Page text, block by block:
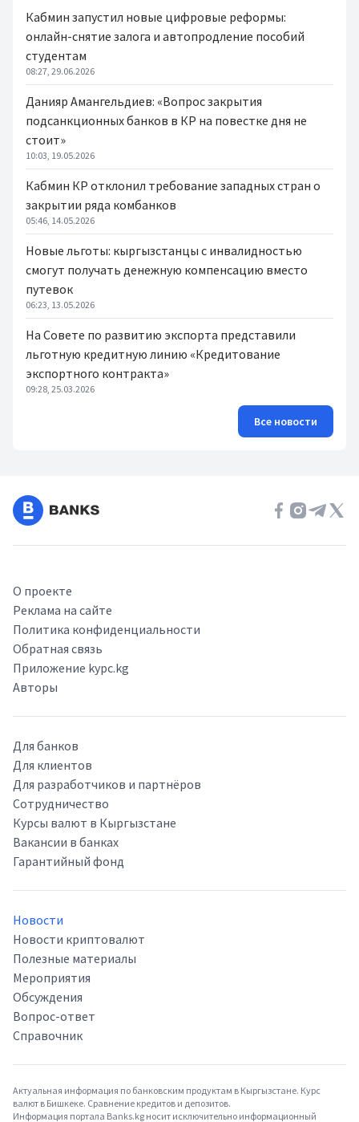
Кабмин запустил новые цифровые реформы:
онлайн-снятие залога и автопродление пособий
студентам
08:27, 29.06.2026
Данияр Амангельдиев: «Вопрос закрытия
подсанкционных банков в КР на повестке дня не
стоит»
10:03, 19.05.2026
Кабмин КР отклонил требование западных стран о
закрытии ряда комбанков
05:46, 14.05.2026
Новые льготы: кыргызстанцы с инвалидностью
смогут получать денежную компенсацию вместо
путевок
06:23, 13.05.2026
На Совете по развитию экспорта представили
льготную кредитную линию «Кредитование
экспортного контракта»
09:28, 25.03.2026
Все новости
О проекте
Реклама на сайте
Политика конфиденциальности
Обратная связь
Приложение kypc.kg
Авторы
Для банков
Для клиентов
Для разработчиков и партнёров
Сотрудничество
Курсы валют в Кыргызстане
Вакансии в банках
Гарантийный фонд
Новости
Новости криптовалют
Полезные материалы
Мероприятия
Обсуждения
Вопрос-ответ
Справочник
Актуальная информация по банковским продуктам в Кыргызстане. Курс
валют в Бишкеке. Сравнение кредитов и депозитов.
Информация портала Banks.kg носит исключительно информационный